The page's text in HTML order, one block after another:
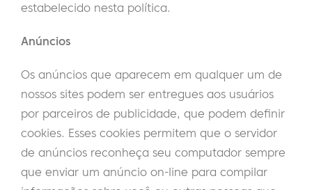
estabelecido nesta política.
Anúncios
Os anúncios que aparecem em qualquer um de
nossos sites podem ser entregues aos usuários
por parceiros de publicidade, que podem definir
cookies. Esses cookies permitem que o servidor
de anúncios reconheça seu computador sempre
que enviar um anúncio on-line para compilar